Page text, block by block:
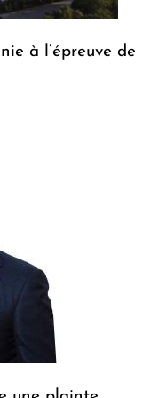
à l’épreuve de